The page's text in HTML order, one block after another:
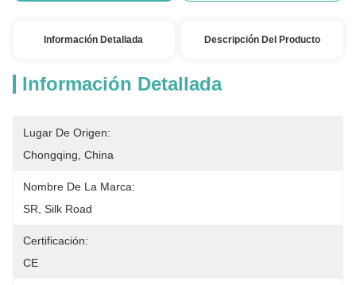
Información Detallada Descripción Del Producto
Información Detallada
Lugar De Origen:
Chongqing, China
Nombre De La Marca:
SR, Silk Road
Certificación:
CE